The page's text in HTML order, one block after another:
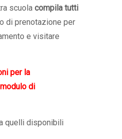
scuola compila tutti
di prenotazione per
e visitare
per la
di
quelli disponibili